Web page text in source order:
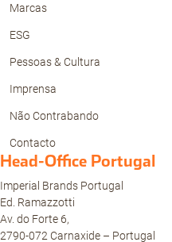
Marcas
ESG
Pessoas & Cultura
Imprensa
Não Contrabando
Contacto
Head-Office Portugal
Imperial Brands Portugal
Ed. Ramazzotti
Av. do Forte 6,
2790-072 Carnaxide – Portugal